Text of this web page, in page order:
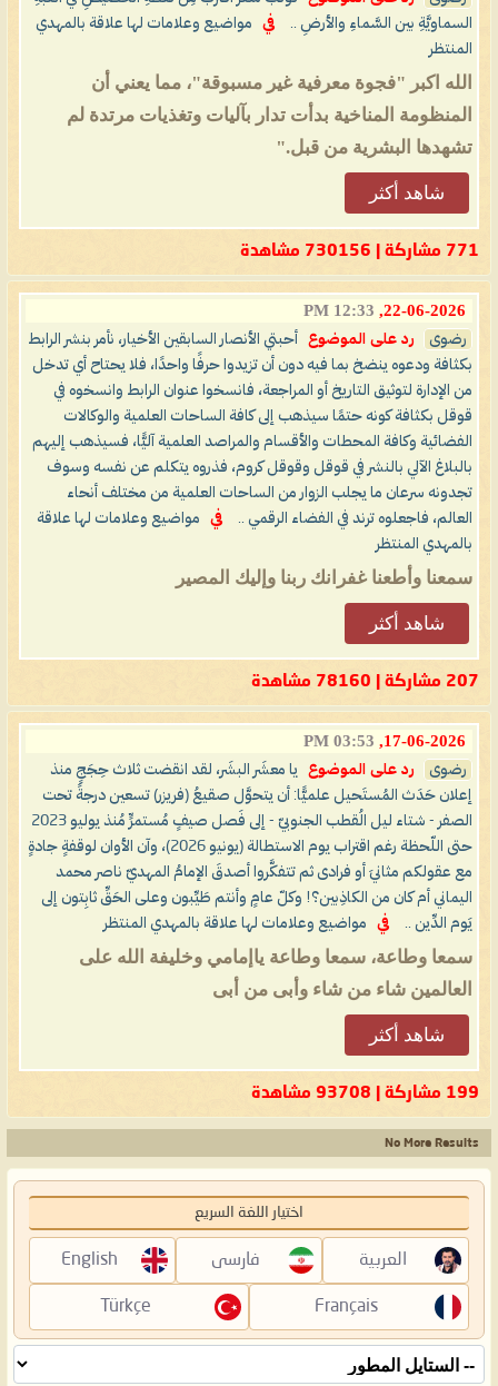
السماويَّةِ بين السَّماءِ والأرضِ ..
في
مواضيع وعلامات لها علاقة بالمهدي
المنتظر
الله اكبر "فجوة معرفية غير مسبوقة"، مما يعني أن
المنظومة المناخية بدأت تدار بآليات وتغذيات مرتدة لم
تشهدها البشرية من قبل."
شاهد أكثر
771 مشاركة | 730156 مشاهدة
22-06-2026,
12:33 PM
رضوى رد على الموضوع
أحبتي الأنصار السابقين الأخيار، نأمر بنشر الرابط
بكثافة ودعوه ينضخ بما فيه دون أن تزيدوا حرفًا واحدًا، فلا يحتاح أي تدخل
من الإدارة لتوثيق التاريخ أو المراجعة، فانسخوا عنوان الرابط وانسخوه في
قوقل بكثافة كونه حتمًا سيذهب إلى كافة الساحات العلمية والوكالات
الفضائية وكافة المحطات والأقسام والمراصد العلمية آليًّا، فسيذهب إليهم
بالبلاغ الآلي بالنشر في قوقل وقوقل كروم، فذروه يتكلم عن نفسه وسوف
تجدونه سرعان ما يجلب الزوار من الساحات العلمية من مختلف أنحاء
العالم، فاجعلوه ترند في الفضاء الرقمي ..
في
مواضيع وعلامات لها علاقة
بالمهدي المنتظر
سمعنا وأطعنا غفرانك ربنا وإليك المصير
شاهد أكثر
207 مشاركة | 78160 مشاهدة
17-06-2026,
03:53 PM
رضوى رد على الموضوع
يا معشَر البشَر، لقد انقضت ثلاث حِجَجٍ منذ
إعلان حَدَث المُستَحيل علميًّا: أن يتحوَّل صقيعُ (فريزر) تسعين درجةً تحت
الصفر - شتاء ليل الُقطب الجنوبيّ - إلى فَصل صيفٍ مُستمرٍّ مُنذ يوليو 2023
حتى اللّحظة رغم اقتراب يوم الاستطالة (يونيو 2026)، وآن الأوان لوقفةٍ جادةٍ
مع عقولكم مثانيَ أو فرادى ثم تتفكَّروا أصدقَ الإمامُ المهديّ ناصر محمد
اليماني أم كان من الكاذِبين؟! وكلّ عامٍ وأنتم طَيِّبون وعلى الحَقِّ ثابِتون إلى
يَوم الدِّين ..
في مواضيع وعلامات لها علاقة بالمهدي المنتظر
سمعا وطاعة، سمعا وطاعة ياإمامي وخليفة الله على
العالمين شاء من شاء وأبى من أبى
شاهد أكثر
199 مشاركة | 93708 مشاهدة
No More Results
اختيار اللغة السريع
العربية فارسی English
Français
Türkçe